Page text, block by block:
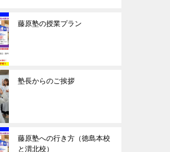
藤原塾の授業プラン
塾長からのご挨拶
藤原塾への行き方（徳島本校
と渭北校）